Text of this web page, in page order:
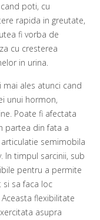
poti, cu
rapida in greutate,
fi vorba de
cu cresterea
in urina.
mai ales atunci cand
unui hormon,
Poate fi afectata
partea din fata a
semimobila
In timpul sarcinii, sub
pentru a permite
si sa faca loc
flexibilitate
asupra